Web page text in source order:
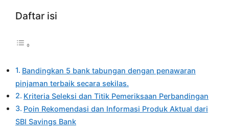
Daftar isi
Bandingkan 5 bank tabungan dengan penawaran
pinjaman terbaik secara sekilas.
Kriteria Seleksi dan Titik Pemeriksaan Perbandingan
Poin Rekomendasi dan Informasi Produk Aktual dari
SBI Savings Bank